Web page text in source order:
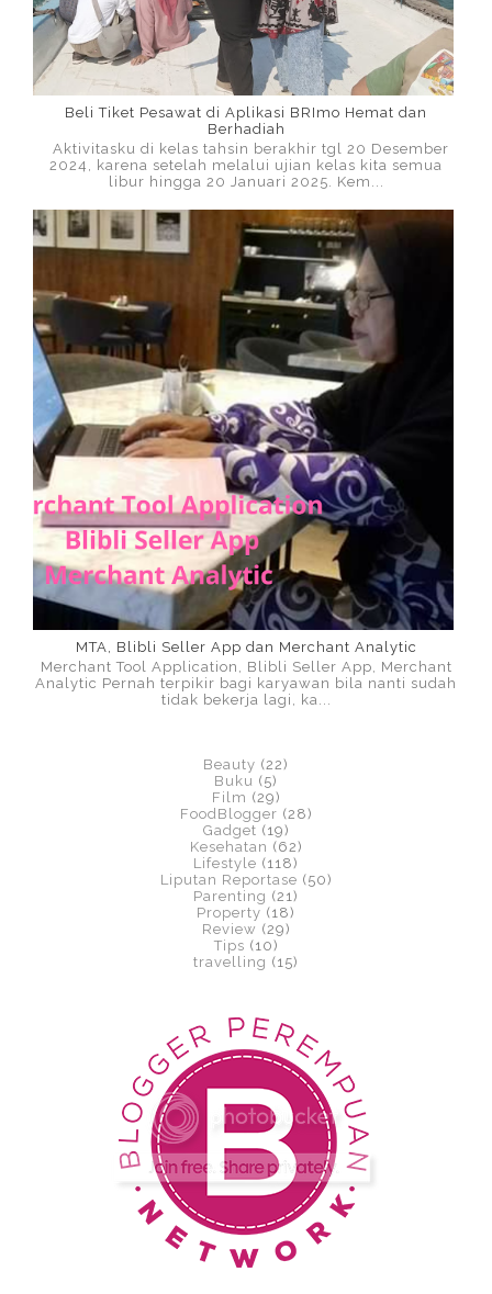
Beli Tiket Pesawat di Aplikasi BRImo Hemat dan
Berhadiah
Aktivitasku di kelas tahsin berakhir tgl 20 Desember
2024, karena setelah melalui ujian kelas kita semua
libur hingga 20 Januari 2025. Kem...
MTA, Blibli Seller App dan Merchant Analytic
Merchant Tool Application, Blibli Seller App, Merchant
Analytic Pernah terpikir bagi karyawan bila nanti sudah
tidak bekerja lagi, ka...
Beauty (22)
Buku (5)
Film (29)
FoodBlogger (28)
Gadget (19)
Kesehatan (62)
Lifestyle (118)
Liputan Reportase (50)
Parenting (21)
Property (18)
Review (29)
Tips (10)
travelling (15)